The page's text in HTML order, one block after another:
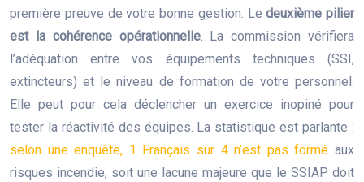
première preuve de votre bonne gestion. Ledeuxième pilier
est la cohérence opérationnelle. La commission vérifiera
l’adéquation entre vos équipements techniques (SSI,
extincteurs) et le niveau de formation de votre personnel.
Elle peut pour cela déclencher un exercice inopiné pour
tester la réactivité des équipes. La statistique est parlante :
selon une enquête, 1 Français sur 4 n’est pas formé aux
risques incendie, soit une lacune majeure que le SSIAP doit